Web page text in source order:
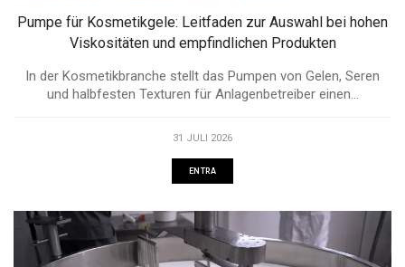
Pumpe für Kosmetikgele: Leitfaden zur Auswahl bei hohen
Viskositäten und empfindlichen Produkten
In der Kosmetikbranche stellt das Pumpen von Gelen, Seren
und halbfesten Texturen für Anlagenbetreiber einen...
31 JULI 2026
ENTRA